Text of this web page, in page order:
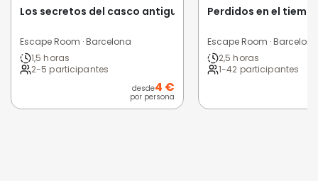
Los secretos del casco antiguo
Escape Room · Barcelona
1,5 horas
2-5 participantes
desde4 €
por persona
Perdidos en el
Escape Room · Barcelona
2,5 horas
1-42 participantes